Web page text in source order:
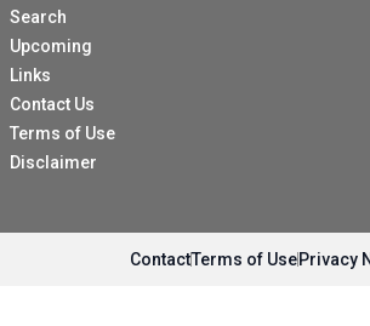
Search
Upcoming
Links
Contact Us
Terms of Use
Disclaimer
ContactTerms of UsePrivacy